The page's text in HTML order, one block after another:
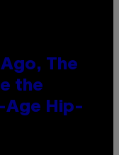
The
the
Age Hip-